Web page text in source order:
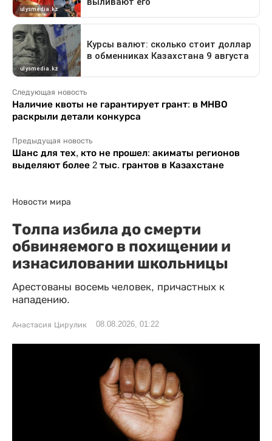
Следующая новость
Наличие квоты не гарантирует грант: в МНВО
раскрыли детали конкурса
Предыдущая новость
Шанс для тех, кто не прошел: акиматы регионов
выделяют более 2 тыс. грантов в Казахстане
Новости мира
Толпа избила до смерти
обвиняемого в похищении и
изнасиловании школьницы
Арестованы восемь человек, причастных к
нападению.
Анастасия Цирулик 08.08.2026, 01:22